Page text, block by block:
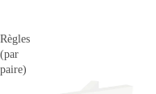
Règles
(par
paire)